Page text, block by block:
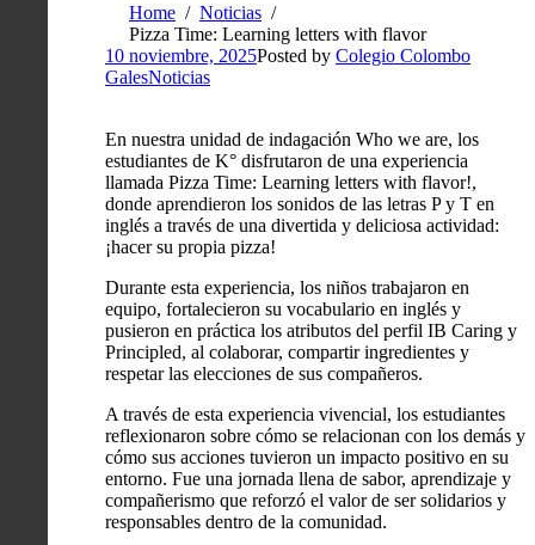
Home
Noticias
Pizza Time: Learning letters with flavor
10 noviembre, 2025Posted by Colegio Colombo
GalesNoticias
En nuestra unidad de indagación Who we are, los
estudiantes de K° disfrutaron de una experiencia
llamada Pizza Time: Learning letters with flavor!,
donde aprendieron los sonidos de las letras P y T en
inglés a través de una divertida y deliciosa actividad:
¡hacer su propia pizza!
Durante esta experiencia, los niños trabajaron en
equipo, fortalecieron su vocabulario en inglés y
pusieron en práctica los atributos del perfil IB Caring y
Principled, al colaborar, compartir ingredientes y
respetar las elecciones de sus compañeros.
A través de esta experiencia vivencial, los estudiantes
reflexionaron sobre cómo se relacionan con los demás y
cómo sus acciones tuvieron un impacto positivo en su
entorno. Fue una jornada llena de sabor, aprendizaje y
compañerismo que reforzó el valor de ser solidarios y
responsables dentro de la comunidad.